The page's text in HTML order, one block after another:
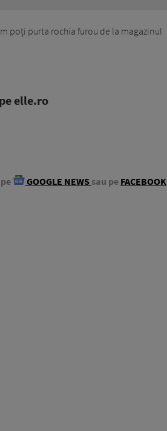
poți purta rochia furou de la magazinul
elle.ro
GOOGLE NEWS sau pe FACEBOOK